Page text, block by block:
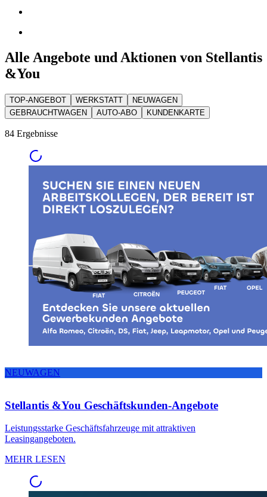
Alle Angebote und Aktionen von Stellantis
&You
TOP-ANGEBOT WERKSTATT
NEUWAGEN
GEBRAUCHTWAGEN
AUTO-ABO KUNDENKARTE
84 Ergebnisse
NEUWAGEN
Stellantis &You Geschäftskunden-Angebote
Leistungsstarke Geschäftsfahrzeuge mit attraktiven
Leasingangeboten.
MEHR LESEN